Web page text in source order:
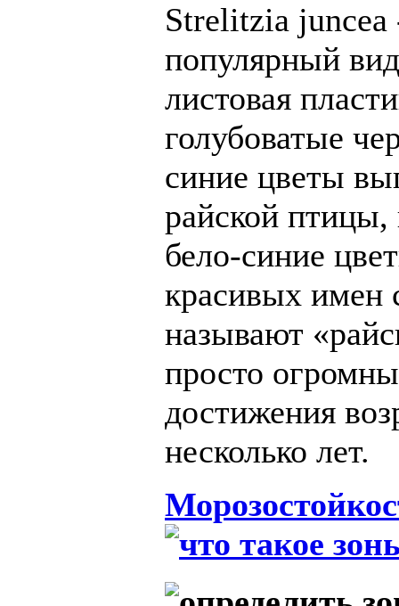
Strelitzia
популярный
листовая
голубоватые
синие цветы
райской птицы,
бело-синие
красивых имен
называют
просто
достижения
несколько лет.